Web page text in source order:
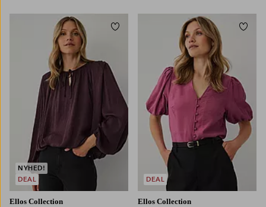
Ellos Collection
NYHED!
DEAL
Tilføj til favoritter
Ellos Collection
DEAL